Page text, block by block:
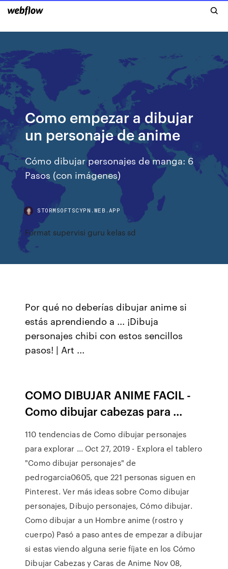
Como empezar a dibujar
un personaje de anime
Cómo dibujar personajes de manga: 6
Pasos (con imágenes)
STORMSOFTSCYPN.WEB.APP
Format supervisi guru kelas sd
Por qué no deberías dibujar anime si
estás aprendiendo a ... ¡Dibuja
personajes chibi con estos sencillos
pasos! | Art ...
COMO DIBUJAR ANIME FACIL -
Como dibujar cabezas para ...
110 tendencias de Como dibujar personajes
para explorar ... Oct 27, 2019 - Explora el tablero
"Como dibujar personajes" de
pedrogarcia0605, que 221 personas siguen en
Pinterest. Ver más ideas sobre Como dibujar
personajes, Dibujo personajes, Cómo dibujar.
Como dibujar a un Hombre anime (rostro y
cuerpo) Pasó a paso antes de empezar a dibujar
si estas viendo alguna serie fíjate en los Cómo
Dibujar Cabezas y Caras de Anime Nov 08,